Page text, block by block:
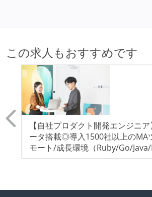
この求人もおすすめです
【自社プロダクト開発エンジニ
ータ搭載◎導入1500社以上のMA
モート/成長環境（Ruby/Go/Java/